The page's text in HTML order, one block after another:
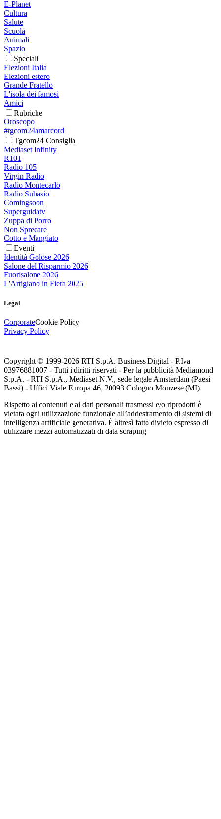
E-Planet
Cultura
Salute
Scuola
Animali
Spazio
Speciali
Elezioni Italia
Elezioni estero
Grande Fratello
L'isola dei famosi
Amici
Rubriche
Oroscopo
#tgcom24amarcord
Tgcom24 Consiglia
Mediaset Infinity
R101
Radio 105
Virgin Radio
Radio Montecarlo
Radio Subasio
Comingsoon
Superguidatv
Zuppa di Porro
Non Sprecare
Cotto e Mangiato
Eventi
Identità Golose 2026
Salone del Risparmio 2026
Fuorisalone 2026
L'Artigiano in Fiera 2025
Legal
CorporateCookie Policy
Privacy Policy
Copyright © 1999-2026 RTI S.p.A. Business Digital - P.Iva
03976881007 - Tutti i diritti riservati - Per la pubblicità Mediamond
S.p.A. - RTI S.p.A., Mediaset N.V., sede legale Amsterdam (Paesi
Bassi) - Uffici Viale Europa 46, 20093 Cologno Monzese (MI)
Rispetto ai contenuti e ai dati personali trasmessi e/o riprodotti è
vietata ogni utilizzazione funzionale all’addestramento di sistemi di
intelligenza artificiale generativa. È altresì fatto divieto espresso di
utilizzare mezzi automatizzati di data scraping.